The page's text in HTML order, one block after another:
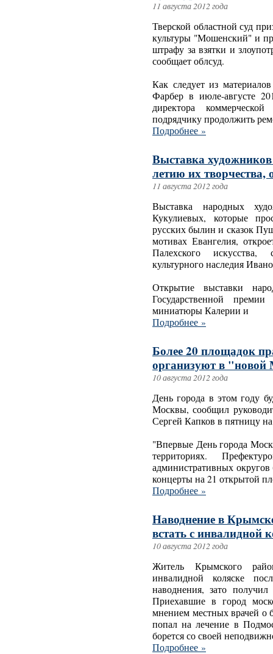
11 августа 2012 года
Тверской областной суд
культуры "Мошенский" и
штрафу за взятки и
сообщает облсуд.
Как следует из
Фарбер в июле-августе
директора
подрядчику продолжить
Подробнее »
Выставка
летию их творчества,
11 августа 2012 года
Выставка народных
Кукулиевых, которые
русских былин и сказок
мотивах Евангелия,
Палехского
культурного наследия
Открытие выставки
Государственной
миниатюры Калерии и
Подробнее »
Более 20 площадок
организуют в "новой
10 августа 2012 года
День города в этом году
Москвы, сообщил
Сергей Капков в пятницу
"Впервые День города
территориях.
административных
концерты на 21 открытой
Подробнее »
Наводнение в
встать с инвалидной
10 августа 2012 года
Житель Крымского
инвалидной коляске
наводнения, зато получил
Приехавшие в город
мнением местных врачей о
попал на лечение в
борется со своей
Подробнее »